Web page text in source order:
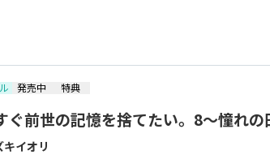
発売中 特典
ぐ前世の記憶を捨てたい。8～憧れ
キイオリ